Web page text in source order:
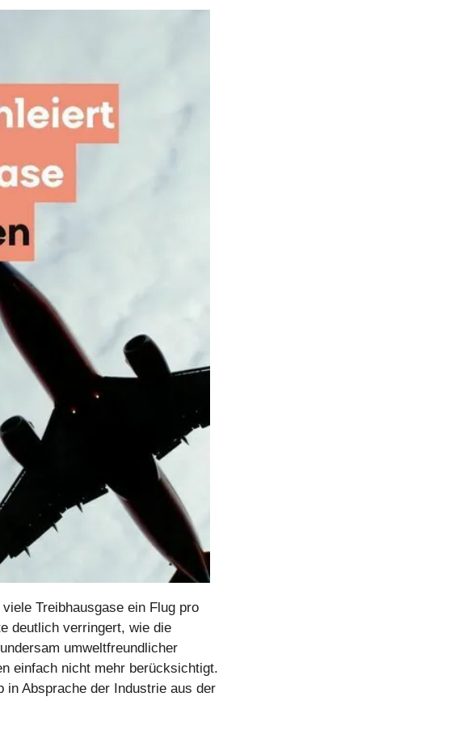
Treibhausgase ein Flug pro
deutlich verringert, wie die
umweltfreundlicher
einfach nicht mehr berücksichtigt.
in Absprache der Industrie aus der